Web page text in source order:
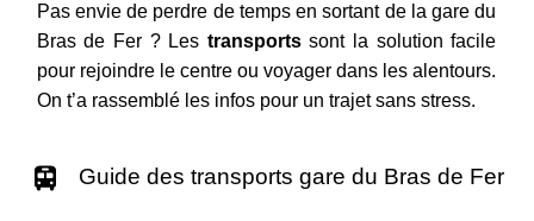
Pas envie de perdre de temps en sortant de la gare du
Bras de Fer ? Les transportssont la solution facile
pour rejoindre le centre ou voyager dans les alentours.
On t’a rassemblé les infos pour un trajet sans stress.
Guide des transports gare du Bras de Fer